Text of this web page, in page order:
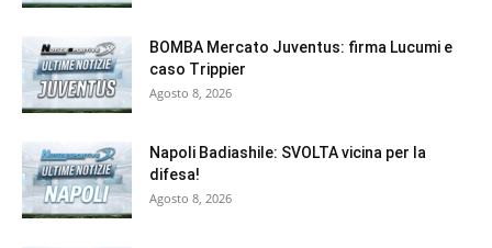
BOMBA Mercato Juventus: firma Lucumi e
caso Trippier
Agosto 8, 2026
Napoli Badiashile: SVOLTA vicina per la
difesa!
Agosto 8, 2026